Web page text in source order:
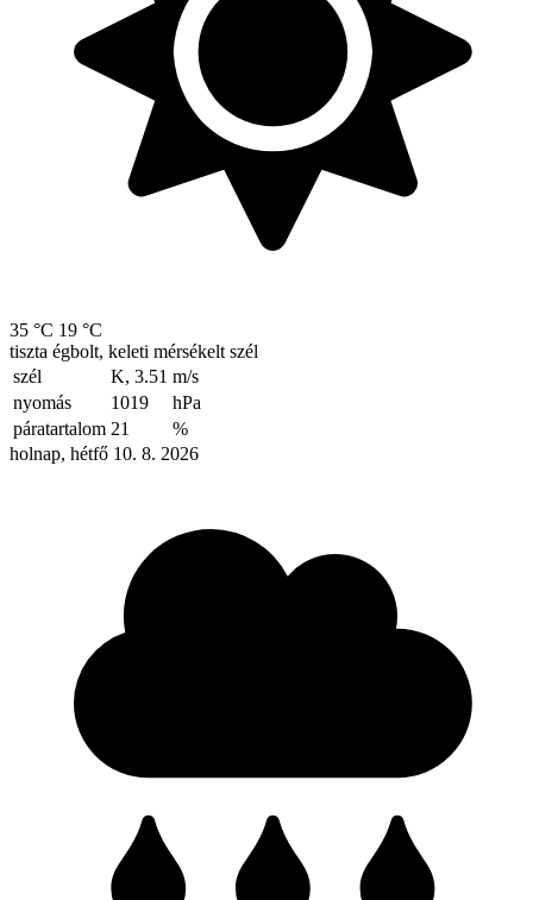
35 °C 19 °C
tiszta égbolt, keleti mérsékelt szél
szél
K, 3.51 m/s
nyomás
1019
hPa
páratartalom 21
%
holnap, hétfő 10. 8. 2026